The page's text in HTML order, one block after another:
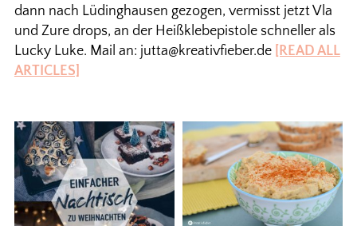
dann nach Lüdinghausen gezogen, vermisst jetzt Vla
und Zure drops, an der Heißklebepistole schneller als
Lucky Luke. Mail an: jutta@kreativfieber.de [READ ALL
ARTICLES]